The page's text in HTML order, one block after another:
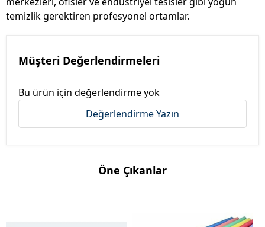
temizlik gerektiren profesyonel ortamlar.
Müşteri Değerlendirmeleri
Bu ürün için değerlendirme yok
Değerlendirme Yazın
Öne Çıkanlar